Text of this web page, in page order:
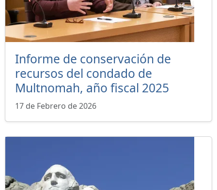
Informe de conservación de
recursos del condado de
Multnomah, año fiscal 2025
17 de Febrero de 2026